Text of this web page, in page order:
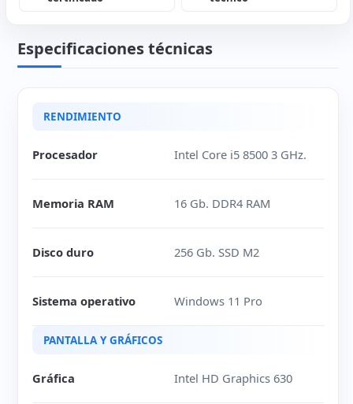
Especificaciones técnicas
RENDIMIENTO
Procesador Intel Core i5 8500 3 GHz.
Memoria RAM 16 Gb. DDR4 RAM
Disco duro 256 Gb. SSD M2
Sistema operativo Windows 11 Pro
PANTALLA Y GRÁFICOS
Gráfica Intel HD Graphics 630